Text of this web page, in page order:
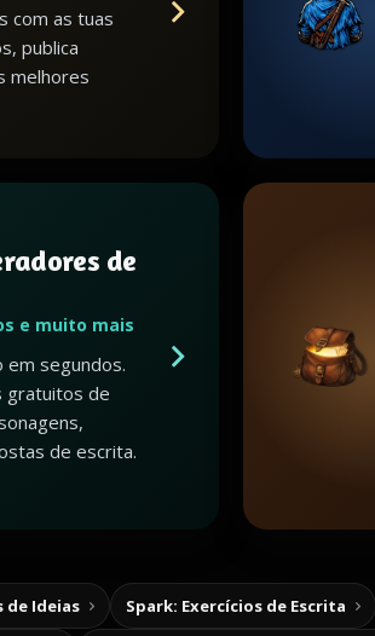
com as tuas
publica
melhores
de
e muito mais
em segundos.
gratuitos de
de escrita.
de Ideias Spark: Exercícios de Escrita